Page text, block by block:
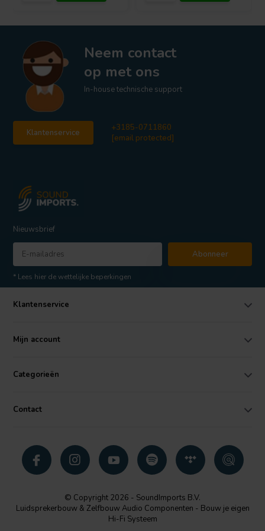
Neem contact
op met ons
In-house technische support
Klantenservice
+3185-0711860
[email protected]
Nieuwsbrief
Abonneer
* Lees hier de wettelijke beperkingen
Klantenservice
Mijn account
Categorieën
Contact
© Copyright 2026 - SoundImports B.V.
Luidsprekerbouw & Zelfbouw Audio Componenten - Bouw je eigen
Hi-Fi Systeem